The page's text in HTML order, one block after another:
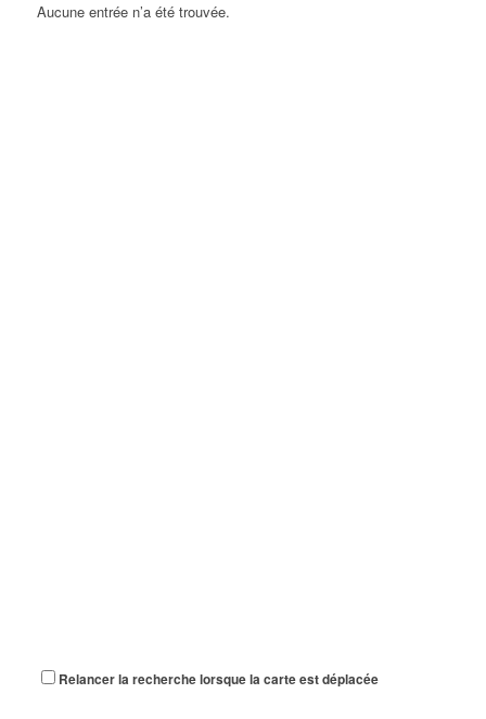
Aucune entrée n’a été trouvée.
Relancer la recherche lorsque la carte est déplacée